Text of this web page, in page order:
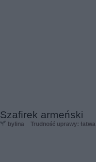
Szafirek armeński
bylina Trudność uprawy: łatwa